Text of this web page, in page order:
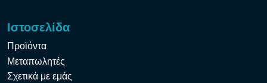
Ιστοσελίδα
Προϊόντα
Μεταπωλητές
Σχετικά με εμάς